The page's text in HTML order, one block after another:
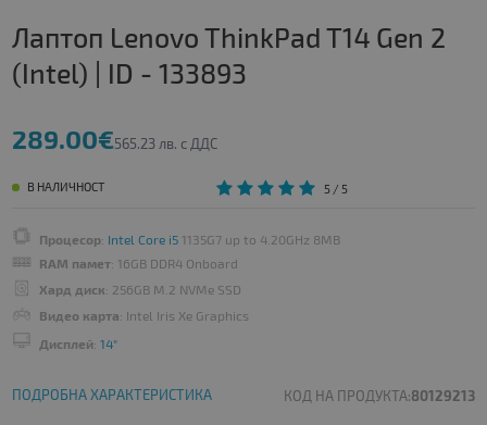
Лаптоп Lenovo ThinkPad T14 Gen 2
(Intel) | ID - 133893
289.00€565.23 лв. с ДДС
В НАЛИЧНОСТ 5/ 5
Процесор: Intel Core i51135G7 up to 4.20GHz 8MB
RAM памет: 16GB DDR4 Onboard
Хард диск: 256GB M.2 NVMe SSD
Видео карта: Intel Iris Xe Graphics
Дисплей: 14"
ПОДРОБНА ХАРАКТЕРИСТИКА КОД НА ПРОДУКТА:80129213